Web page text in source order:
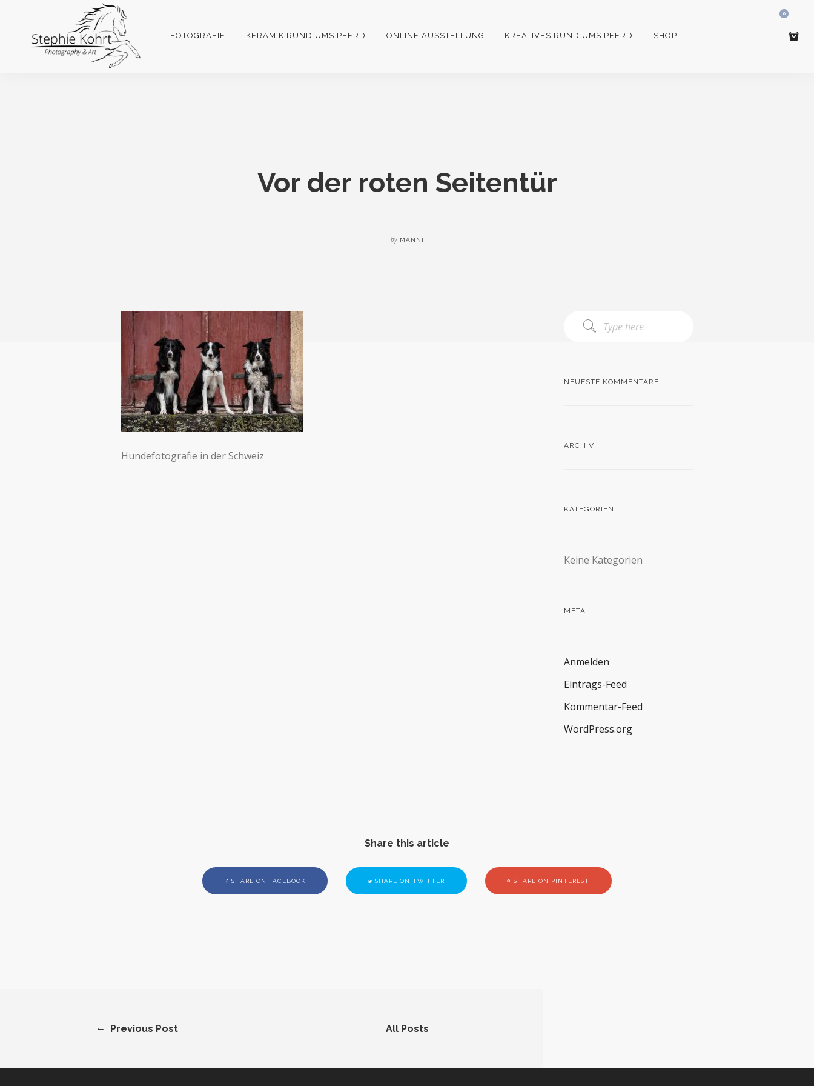
FOTOGRAFIE KERAMIK RUND UMS PFERD ONLINE AUSSTELLUNG KREATIVES RUND UMS PFERD SHOP
0
Vor der roten Seitentür
by MANNI
Hundefotografie in der Schweiz
NEUESTE KOMMENTARE
ARCHIV
KATEGORIEN
Keine Kategorien
META
Anmelden
Eintrags-Feed
Kommentar-Feed
WordPress.org
Share this article
SHARE ON FACEBOOK SHARE ON TWITTER SHARE ON PINTEREST
← Previous Post All Posts